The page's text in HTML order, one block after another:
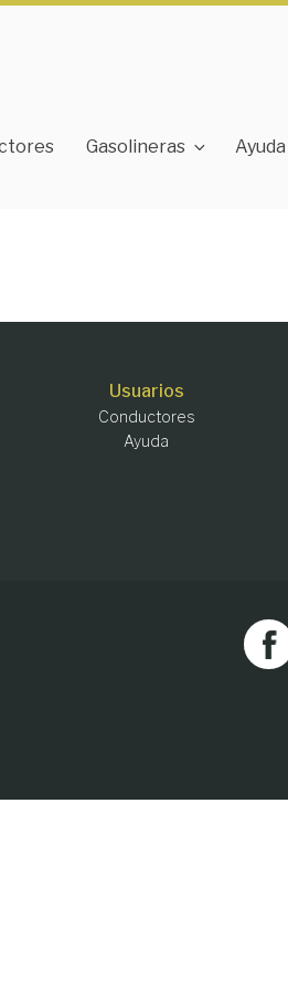
Gasolineras Ayuda
Usuarios
Conductores
Ayuda